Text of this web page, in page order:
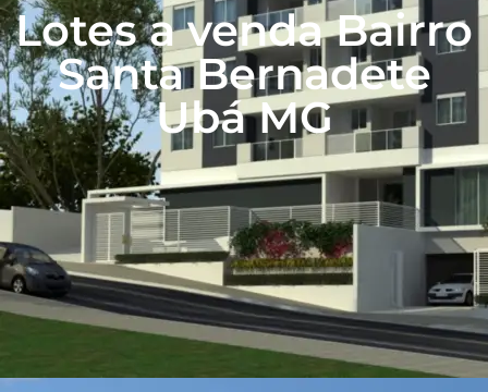
Lotes a venda Bairro
Santa Bernadete
Ubá MG